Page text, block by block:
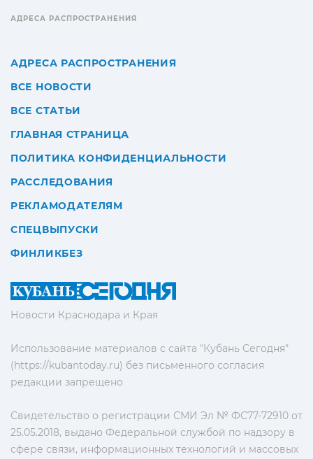
Новости Краснодара и Края
Использование материалов с сайта "Кубань Сегодня"
(https://kubantoday.ru) без письменного согласия
редакции запрещено
Свидетельство о регистрации СМИ Эл № ФС77-72910 от
25.05.2018, выдано Федеральной службой по надзору в
сфере связи, информационных технологий и массовых
АДРЕСА РАСПРОСТРАНЕНИЯ
АДРЕСА РАСПРОСТРАНЕНИЯ
ВСЕ НОВОСТИ
ВСЕ СТАТЬИ
ГЛАВНАЯ СТРАНИЦА
ПОЛИТИКА КОНФИДЕНЦИАЛЬНОСТИ
РАССЛЕДОВАНИЯ
РЕКЛАМОДАТЕЛЯМ
СПЕЦВЫПУСКИ
ФИНЛИКБЕЗ